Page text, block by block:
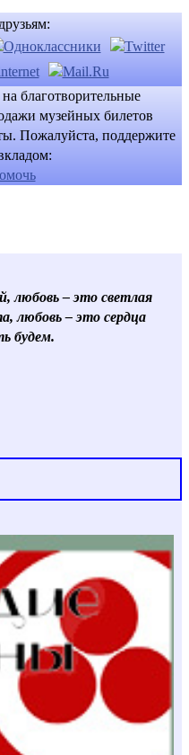
благотворительные
музейных билетов
Пожалуйста, поддержите
любовь – это светлая
любовь – это сердца
будем.